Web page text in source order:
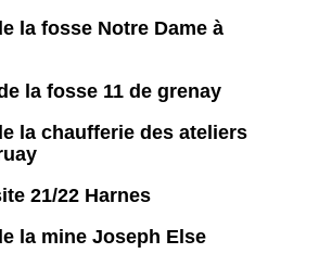
la fosse Notre Dame à
la fosse 11 de grenay
la chaufferie des ateliers
21/22 Harnes
la mine Joseph Else